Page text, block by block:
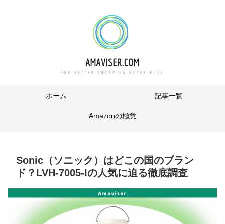
ホーム 記事一覧
Amazonの極意
Sonic（ソニック）はどこの国のブラン
ド？LVH-7005-Iの人気に迫る徹底調査